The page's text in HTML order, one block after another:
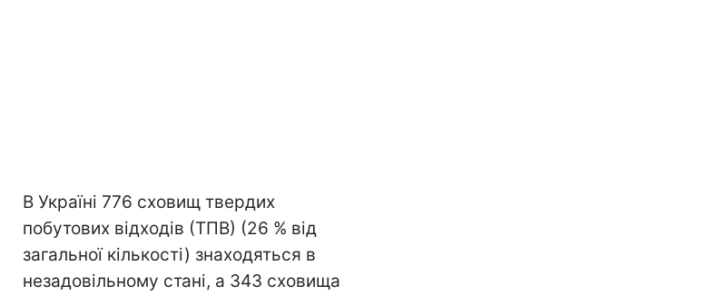
В Україні 776 сховищ твердих
побутових відходів (ТПВ) (26 % від
загальної кількості) знаходяться в
незадовільному стані, а 343 сховища